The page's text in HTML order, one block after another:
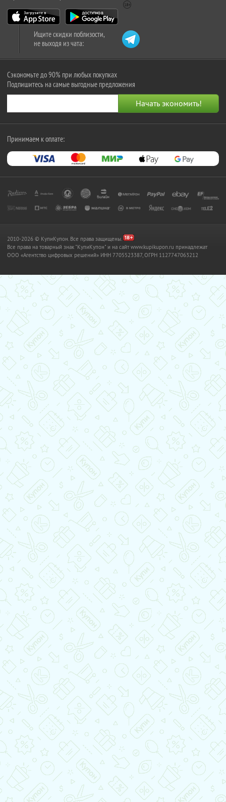
Ищите скидки поблизости,
не выходя из чата:
Сэкономьте до 90% при любых покупках
Подпишитесь на самые выгодные предложения
Принимаем к оплате:
2010-2026 © КупиКупон. Все права защищены.
Все права на товарный знак "КупиКупон" и на сайт www.kupikupon.ru принадлежат
OOO «Агентство цифровых решений» ИНН 7705523387, ОГРН 1127747063212